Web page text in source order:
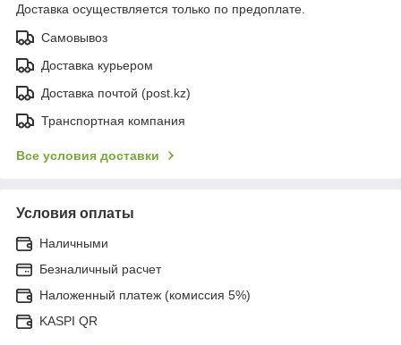
Доставка осуществляется только по предоплате.
Самовывоз
Доставка курьером
Доставка почтой (post.kz)
Транспортная компания
Все условия доставки
Условия оплаты
Наличными
Безналичный расчет
Наложенный платеж (комиссия 5%)
KASPI QR